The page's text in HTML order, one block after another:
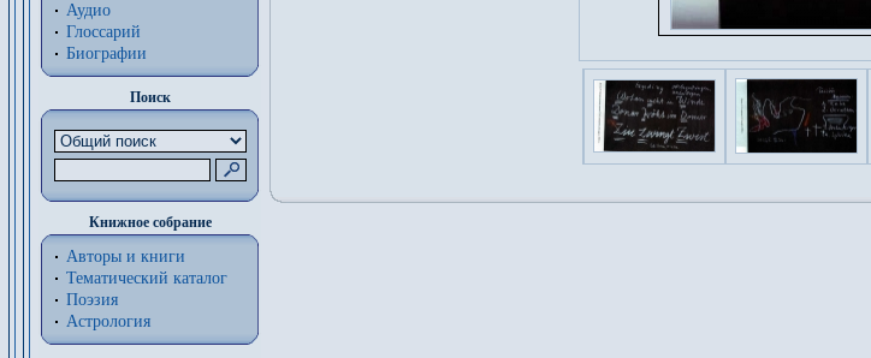
Аудио
Глоссарий
Биографии
Поиск
Книжное собрание
Авторы и книги
Тематический каталог
Поэзия
Астрология